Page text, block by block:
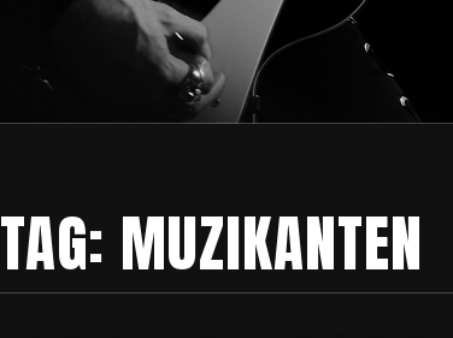
TAG: MUZIKANTEN